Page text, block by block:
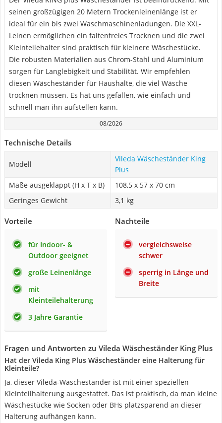
seinen großzügigen 20 Metern Trockenleinenlänge ist er
ideal für ein bis zwei Waschmaschinenladungen. Die XXL-
Leinen ermöglichen ein faltenfreies Trocknen und die zwei
Kleinteilehalter sind praktisch für kleinere Wäschestücke.
Die robusten Materialien aus Chrom-Stahl und Aluminium
sorgen für Langlebigkeit und Stabilität. Wir empfehlen
diesen Wäscheständer für Haushalte, die viel Wäsche
trocknen müssen. Es hat uns gefallen, wie einfach und
schnell man ihn aufstellen kann.
08/2026
Technische Details
Modell
Vileda Wäscheständer King
Plus
Maße ausgeklappt (H x T x B)
108,5 x 57 x 70 cm
Geringes Gewicht
3,1 kg
Vorteile
für Indoor- &
Outdoor geeignet
große Leinenlänge
mit
Kleinteilehalterung
3 Jahre Garantie
Nachteile
vergleichsweise
schwer
sperrig in Länge und
Breite
Fragen und Antworten zu Vileda Wäscheständer King Plus
Hat der Vileda King Plus Wäscheständer eine Halterung für
Kleinteile?
Ja, dieser Vileda-Wäscheständer ist mit einer speziellen
Kleinteilhalterung ausgestattet. Das ist praktisch, da man kleine
Wäschestücke wie Socken oder BHs platzsparend an dieser
Halterung aufhängen kann.